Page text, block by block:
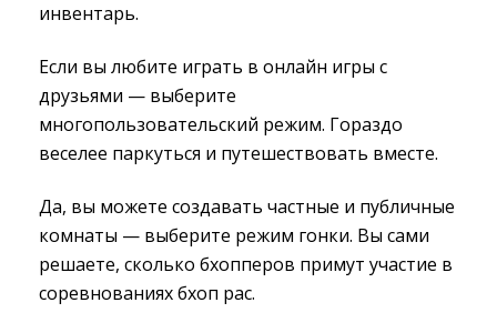
инвентарь.
Если вы любите играть в онлайн игры с
друзьями — выберите
многопользовательский режим. Гораздо
веселее паркуться и путешествовать вместе.
Да, вы можете создавать частные и публичные
комнаты — выберите режим гонки. Вы сами
решаете, сколько бхопперов примут участие в
соревнованиях бхоп рас.